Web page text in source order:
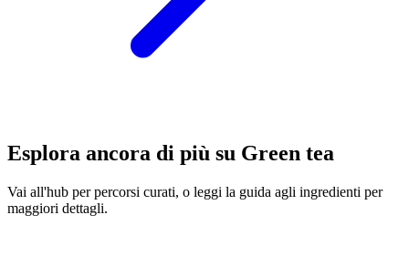
Esplora ancora di più su Green tea
Vai all'hub per percorsi curati, o leggi la guida agli ingredienti per
maggiori dettagli.